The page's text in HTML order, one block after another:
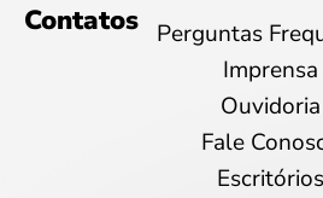
Contatos
Perguntas
Imprensa
Ouvidoria
Fale
Escritórios